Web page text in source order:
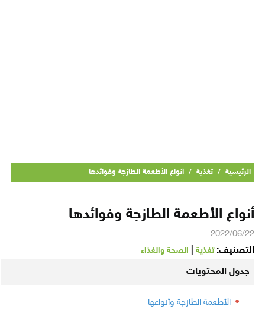
الرئيسية / تغذية / أنواع الأطعمة الطازجة وفوائدها
أنواع الأطعمة الطازجة وفوائدها
2022/06/22
التصنيف:تغذية| الصحة والغذاء
جدول المحتويات
الأطعمة الطازجة وأنواعها